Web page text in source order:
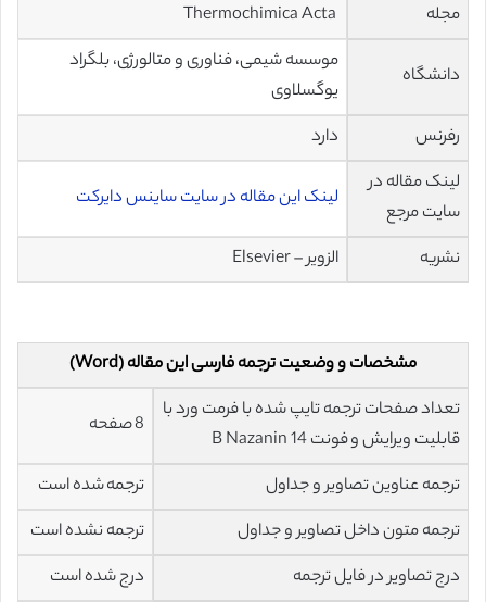
مجله
دانشگاه
موسسه شیمی، فناوری و متالورژی، بلگراد
یوگسلاوی
رفرنس
دارد
لینک مقاله در
سایت مرجع
لینک این مقاله در سایت ساینس دایرکت
نشریه الزویر – Elsevier
مشخصات و وضعیت ترجمه فارسی این مقاله (Word)
تعداد صفحات ترجمه تایپ شده با فرمت ورد با
قابلیت ویرایش و فونت 14 B Nazanin
8 صفحه
ترجمه عناوین تصاویر و جداول
ترجمه شده است
ترجمه متون داخل تصاویر و جداول
ترجمه نشده است
درج تصاویر در فایل ترجمه
درج شده است